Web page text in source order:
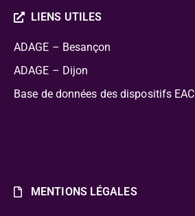
LIENS UTILES
ADAGE – Besançon
ADAGE – Dijon
Base de données des dispositifs EAC
MENTIONS LÉGALES